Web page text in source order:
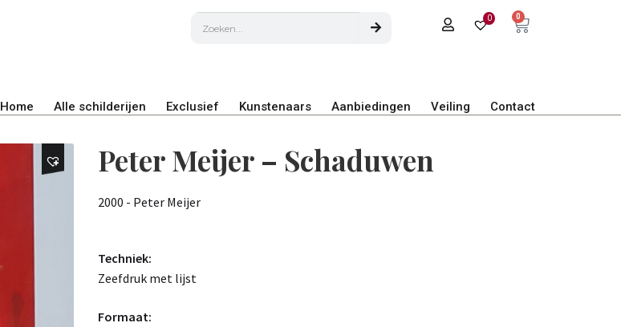
0 0
Home Alle schilderijen Exclusief Kunstenaars Aanbiedingen Veiling Contact
Peter Meijer – Schaduwen
2000 - Peter Meijer
Techniek:
Zeefdruk met lijst
Formaat: